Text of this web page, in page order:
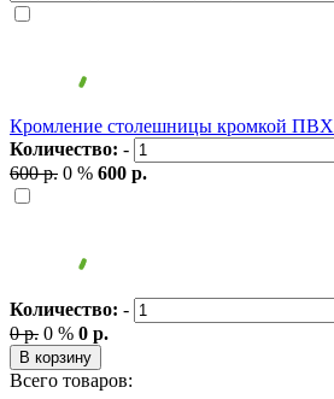
Кромление столешницы кромкой ПВХ
Количество: -
600 р. 0 % 600 р.
Количество: -
0 р. 0 % 0 р.
В корзину
Всего товаров: